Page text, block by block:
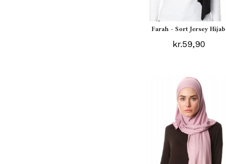
Farah - Sort Jersey Hijab
kr.59,90